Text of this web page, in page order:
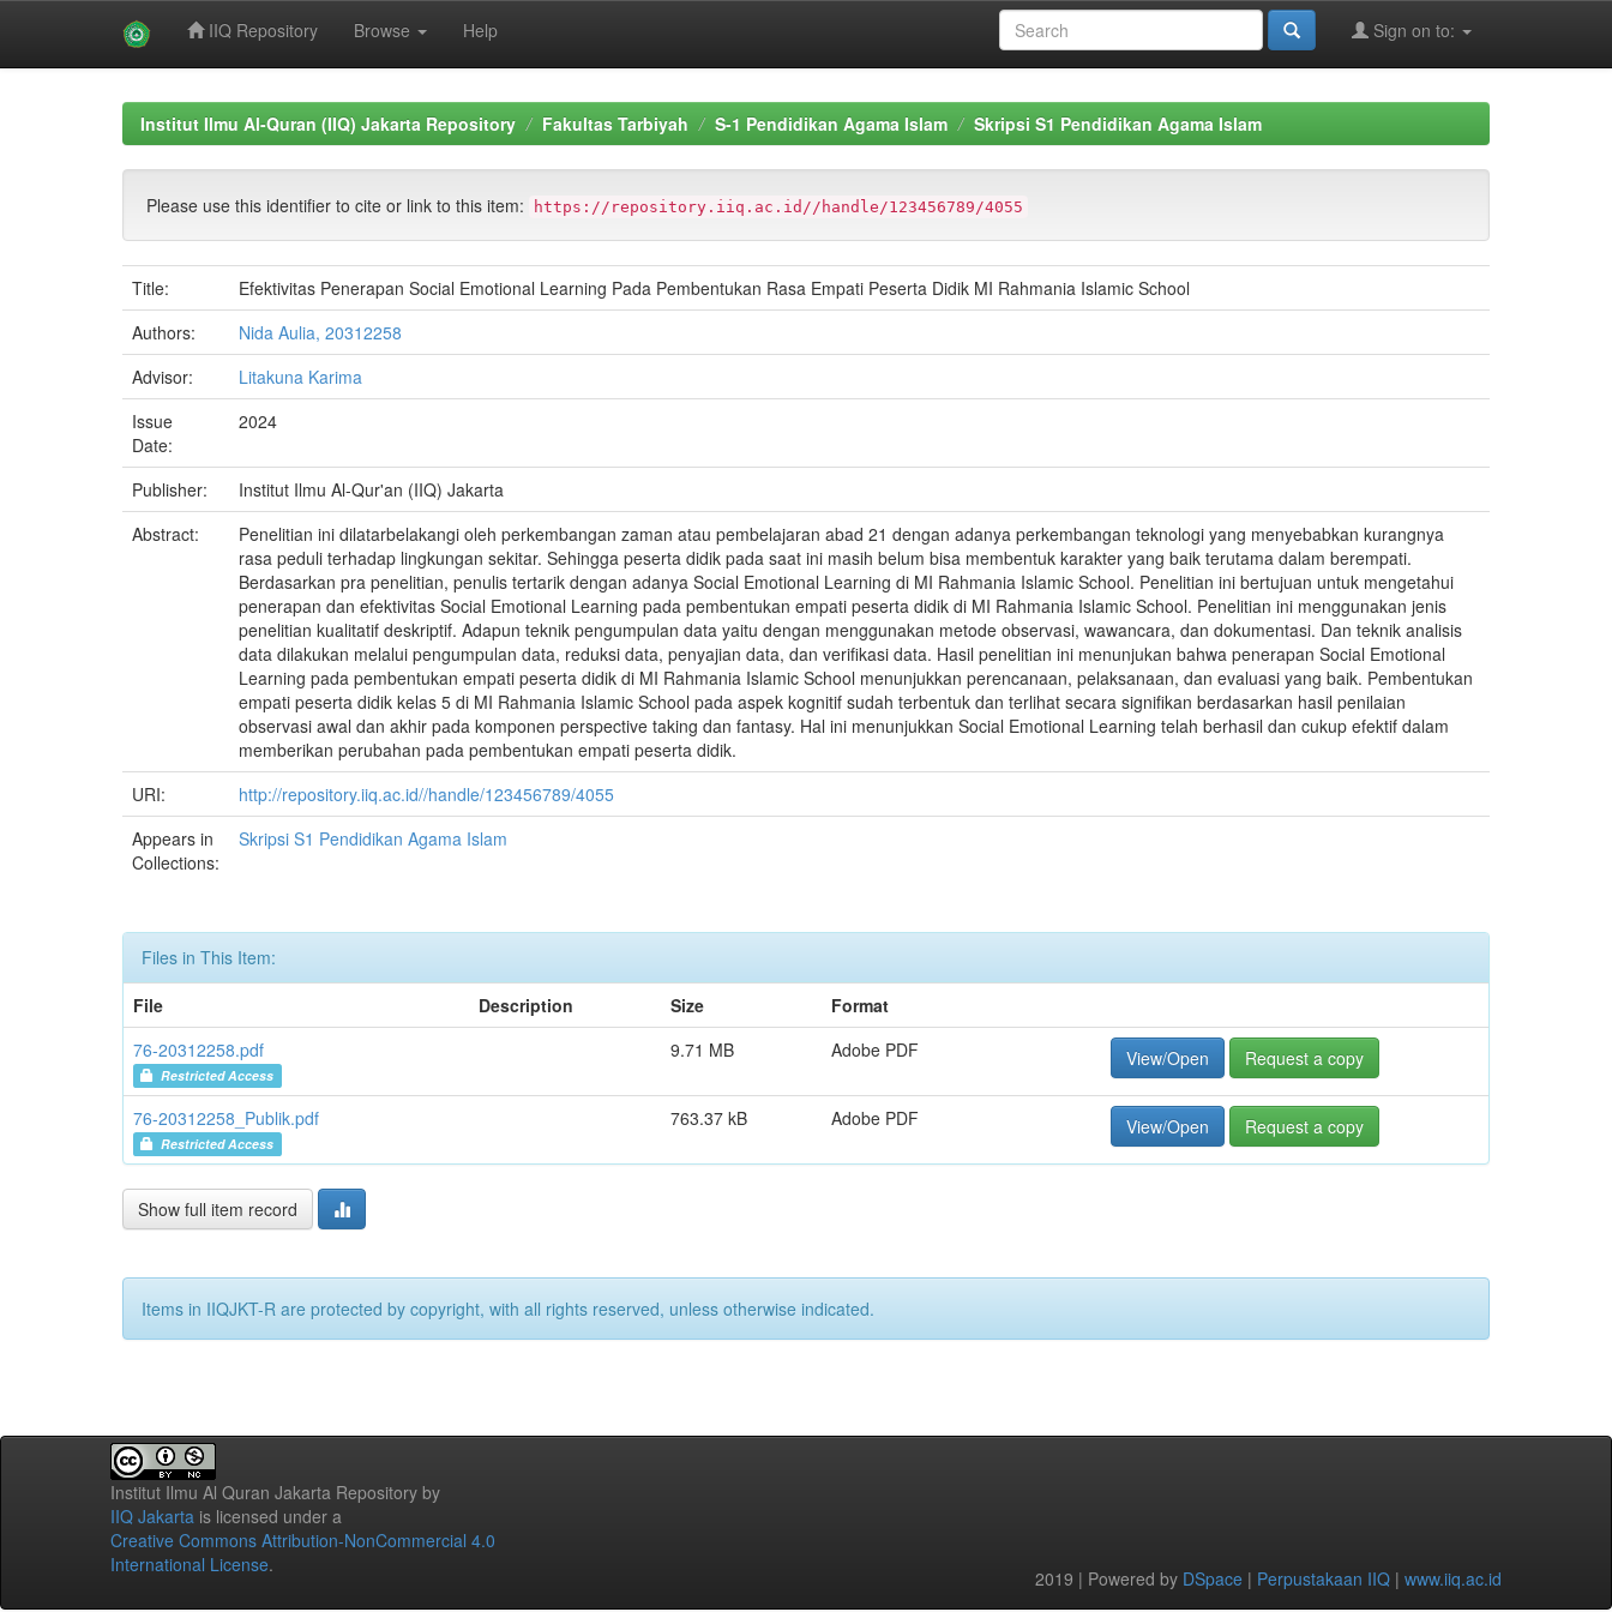
IIQ Repository Browse Help Sign on to:
Institut Ilmu Al-Quran (IIQ) Jakarta Repository Fakultas Tarbiyah S-1 Pendidikan Agama Islam Skripsi S1 Pendidikan Agama Islam
Please use this identifier to cite or link to this item: https://repository.iiq.ac.id//handle/123456789/4055
Title:
Efektivitas Penerapan Social Emotional Learning Pada Pembentukan Rasa Empati Peserta Didik MI Rahmania Islamic School
Authors:
Nida Aulia, 20312258
Advisor:
Litakuna Karima
Issue
Date:
2024
Publisher:
Institut Ilmu Al-Qur'an (IIQ) Jakarta
Abstract:
Penelitian ini dilatarbelakangi oleh perkembangan zaman atau pembelajaran abad 21 dengan adanya perkembangan teknologi yang menyebabkan kurangnya
rasa peduli terhadap lingkungan sekitar. Sehingga peserta didik pada saat ini masih belum bisa membentuk karakter yang baik terutama dalam berempati.
Berdasarkan pra penelitian, penulis tertarik dengan adanya Social Emotional Learning di MI Rahmania Islamic School. Penelitian ini bertujuan untuk mengetahui
penerapan dan efektivitas Social Emotional Learning pada pembentukan empati peserta didik di MI Rahmania Islamic School. Penelitian ini menggunakan jenis
penelitian kualitatif deskriptif. Adapun teknik pengumpulan data yaitu dengan menggunakan metode observasi, wawancara, dan dokumentasi. Dan teknik analisis
data dilakukan melalui pengumpulan data, reduksi data, penyajian data, dan verifikasi data. Hasil penelitian ini menunjukan bahwa penerapan Social Emotional
Learning pada pembentukan empati peserta didik di MI Rahmania Islamic School menunjukkan perencanaan, pelaksanaan, dan evaluasi yang baik. Pembentukan
empati peserta didik kelas 5 di MI Rahmania Islamic School pada aspek kognitif sudah terbentuk dan terlihat secara signifikan berdasarkan hasil penilaian
observasi awal dan akhir pada komponen perspective taking dan fantasy. Hal ini menunjukkan Social Emotional Learning telah berhasil dan cukup efektif dalam
memberikan perubahan pada pembentukan empati peserta didik.
URI:
http://repository.iiq.ac.id//handle/123456789/4055
Appears in
Collections:
Skripsi S1 Pendidikan Agama Islam
Files in This Item:
File
Description Size
Format
76-20312258.pdf
Restricted Access
9.71 MB Adobe PDF View/Open Request a copy
76-20312258_Publik.pdf
Restricted Access
763.37 kB Adobe PDF View/Open Request a copy
Show full item record
Items in IIQJKT-R are protected by copyright, with all rights reserved, unless otherwise indicated.
Institut Ilmu Al Quran Jakarta Repository by
IIQ Jakarta is licensed under a
Creative Commons Attribution-NonCommercial 4.0
International License.
2019 | Powered by DSpace | Perpustakaan IIQ | www.iiq.ac.id